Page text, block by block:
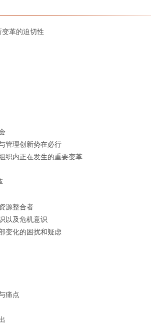
革的迫切性
管理创新势在必行
织内正在发生的重要变革
源整合者
以及危机意识
变化的困扰和疑虑
痛点